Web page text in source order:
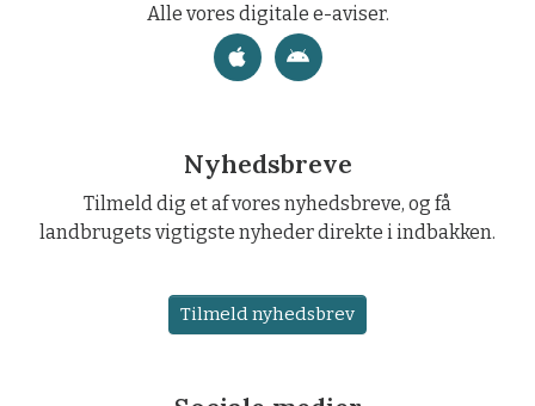
Alle vores digitale e-aviser.
Nyhedsbreve
Tilmeld dig et af vores nyhedsbreve, og få
landbrugets vigtigste nyheder direkte i indbakken.
Tilmeld nyhedsbrev